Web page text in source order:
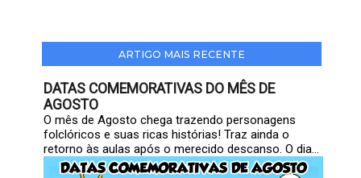
ARTIGO MAIS RECENTE
DATAS COMEMORATIVAS DO MÊS DE
AGOSTO
O mês de Agosto chega trazendo personagens
folclóricos e suas ricas histórias! Traz ainda o
retorno às aulas após o merecido descanso. O dia...